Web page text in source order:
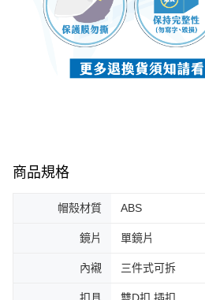
商品規格
帽殼材質 ABS
鏡片 單鏡片
內襯 三件式可拆